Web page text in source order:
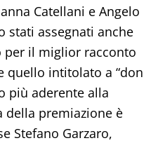
Catellani e Angelo
stati assegnati anche
per il miglior racconto
quello intitolato a “don
più aderente alla
della premiazione è
Stefano Garzaro,